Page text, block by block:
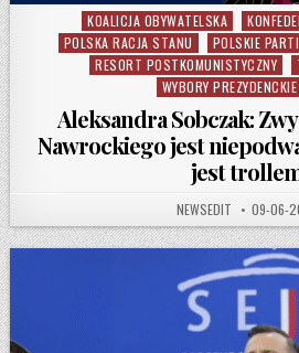
Posted in
KOALICJA OBYWATELSKA
POLSKA RACJA STANU
POLSKIE
RESORT POSTKOMUNISTYCZNY
WYBORY
Aleksandra Sobczak:
Nawrockiego jest
jest
AUTHOR:
NEWSEDIT 09-06-